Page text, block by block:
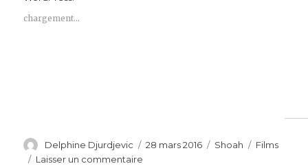
chargement…
Auteur
Delphine Djurdjevic
Publié
28 mars 2016 Catégories
Shoah Étiquettes
Films
Laisser un commentaire